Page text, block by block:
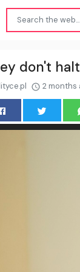
don't
2 months